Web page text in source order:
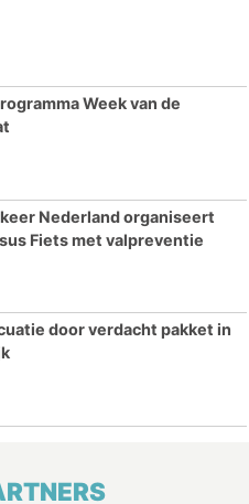
Week van de
Nederland organiseert
Fiets met valpreventie
door verdacht pakket in